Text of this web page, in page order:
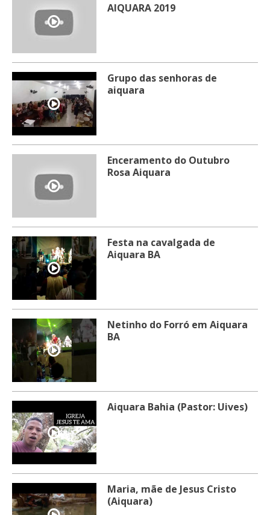
AIQUARA 2019
Grupo das senhoras de
aiquara
Enceramento do Outubro
Rosa Aiquara
Festa na cavalgada de
Aiquara BA
Netinho do Forró em Aiquara
BA
Aiquara Bahia (Pastor: Uives)
Maria, mãe de Jesus Cristo
(Aiquara)